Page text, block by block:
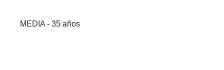
MEDIA - 35 años